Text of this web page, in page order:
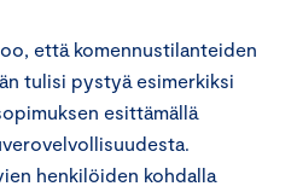
että komennustilanteiden
tulisi pystyä esimerkiksi
esittämällä
henkilöiden kohdalla